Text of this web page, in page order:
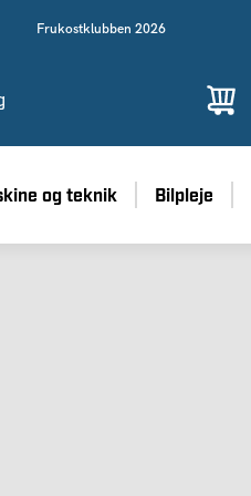
Frukostklubben 2026
og teknik Bilpleje